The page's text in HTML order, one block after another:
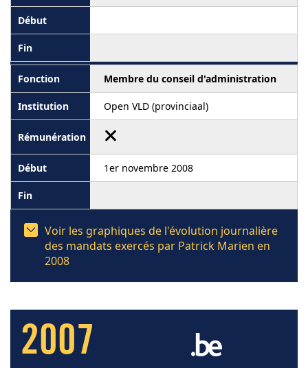
Membre du conseil d'administration
Open VLD (provinciaal)
1er novembre 2008
Voir les graphiques de l'évolution journalière
des mandats exercés par Patrick Marien en
2008
2007